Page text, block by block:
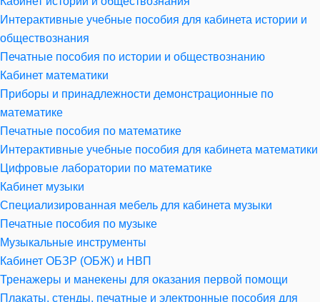
Интерактивные учебные пособия для кабинета истории и
обществознания
Печатные пособия по истории и обществознанию
Кабинет математики
Приборы и принадлежности демонстрационные по
математике
Печатные пособия по математике
Интерактивные учебные пособия для кабинета математики
Цифровые лаборатории по математике
Кабинет музыки
Специализированная мебель для кабинета музыки
Печатные пособия по музыке
Музыкальные инструменты
Кабинет ОБЗР (ОБЖ) и НВП
Тренажеры и манекены для оказания первой помощи
Плакаты, стенды, печатные и электронные пособия для